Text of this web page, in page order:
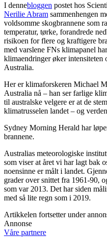
I dennebloggen postet hos
Nerilie Abram sammenhengen
voldsomme skogbrannene som
temperatur, tørke, forandrede
risikoen for flere og kraftigere
med varslene FNs klimapanel
klimaendringer øker intensiteten
Australia.
Her er klimaforskeren Michael
Australia nå – han ser farlige
til australske velgere er at de
klimatrusselen landet – og
Sydney Morning Herald har
brannene.
Australias meteorologiske
som viser at året vi har lagt bak
noensinne er målt i landet.
grader over snittet fra 1961-90,
som var 2013. Det har siden
med så lite regn som i 2019.
Artikkelen fortsetter under
Annonse
Våre partnere